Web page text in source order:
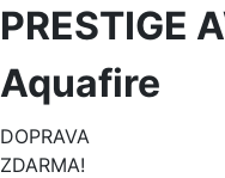
PRESTIGE
Aquafire
DOPRAVA
ZDARMA!